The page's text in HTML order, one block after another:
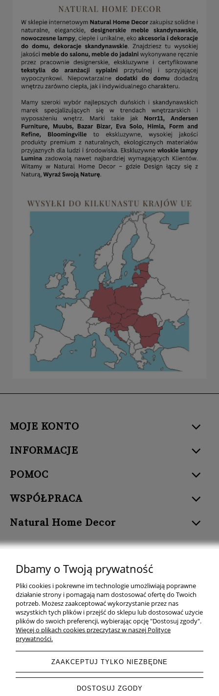
MOJE KONTO
INFORMACJE
POMOC
WSPÓŁPRACA
Natural Home Decor
Natural Home Decor | E-mail: sklep at naturalhomedecor.pl | Tel.:
507 707 299
| NIP: 7971800592 | REGON: 381429127
Copyright © 2026 - Naturalhomedecor.pl
Dbamy o Twoją prywatność
Pliki cookies i pokrewne im technologie umożliwiają poprawne
działanie strony i pomagają nam dostosować ofertę do Twoich
potrzeb. Możesz zaakceptować wykorzystanie przez nas
wszystkich tych plików i przejść do sklepu lub dostosować użycie
plików do swoich preferencji, wybierając opcję "Dostosuj zgody".
Więcej o plikach cookies przeczytasz w naszej Polityce
prywatności.
ZAAKCEPTUJ TYLKO NIEZBĘDNE
DOSTOSUJ ZGODY